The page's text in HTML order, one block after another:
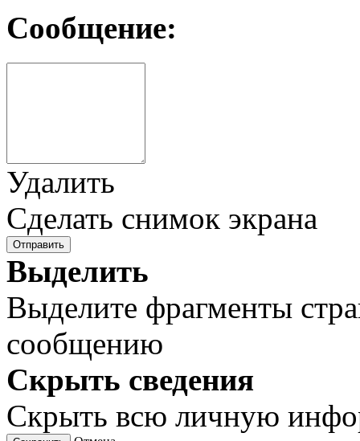
Сообщение:
Удалить
Сделать снимок экрана
Отправить
Выделить
Выделите фрагменты
сообщению
Скрыть сведения
Скрыть всю личную